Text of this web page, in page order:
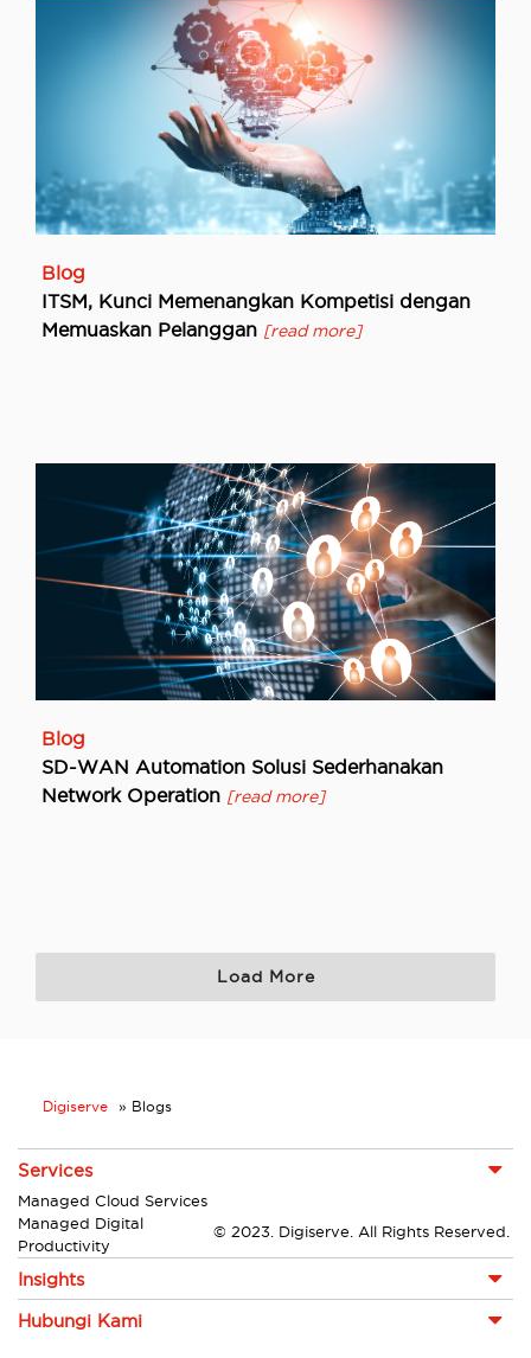
Blog
ITSM, Kunci Memenangkan Kompetisi dengan
Memuaskan Pelanggan [read more]
Blog
SD-WAN Automation Solusi Sederhanakan
Network Operation [read more]
Load More
Digiserve » Blogs
Services
Managed Cloud Services
Managed Digital
Productivity
Insights
Hubungi Kami
© 2023. Digiserve. All Rights Reserved.